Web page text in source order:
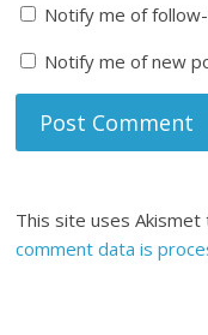
Notify me of
Notify me of new
This site uses Akismet
comment data is